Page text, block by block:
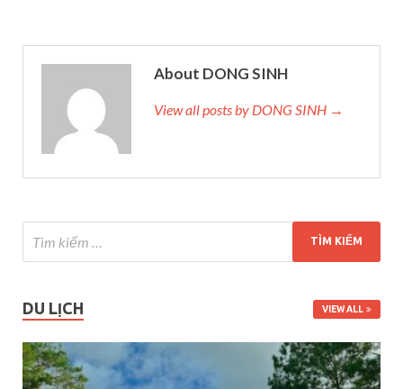
About DONG SINH
View all posts by DONG SINH →
DU LỊCH VIEW ALL